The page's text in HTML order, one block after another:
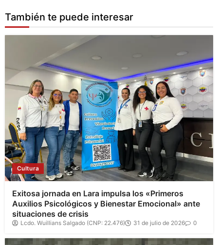
También te puede interesar
Cultura
Exitosa jornada en Lara impulsa los «Primeros
Auxilios Psicológicos y Bienestar Emocional» ante
situaciones de crisis
Lcdo. Wuillians Salgado (CNP: 22.476) 31 de julio de 2026 0